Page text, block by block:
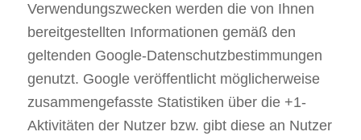
Verwendungszwecken werden die von Ihnen
bereitgestellten Informationen gemäß den
geltenden Google-Datenschutzbestimmungen
genutzt. Google veröffentlicht möglicherweise
zusammengefasste Statistiken über die +1-
Aktivitäten der Nutzer bzw. gibt diese an Nutzer